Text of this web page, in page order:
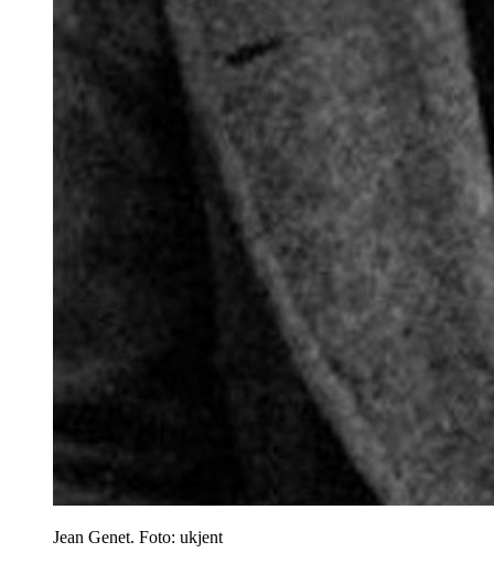
Jean Genet. Foto: ukjent